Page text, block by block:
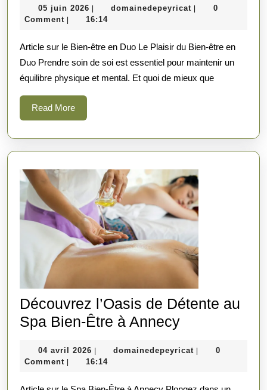
Complicité
Expérience
de
Bien-
Duo
05 juin 2026 05
juin
domainedepeyricat
0
Comment
16:14
Article sur le Bien-être en Duo Le Plaisir du Bien-être en
Duo Prendre soin de soi est essentiel pour maintenir un
équilibre physique et mental. Et quoi de mieux que
Read MoreRead
More
Découvrez l’Oasis de Détente au
Spa Bien-Être à AnnecyDécouvrez
de
04 avril 2026 04
avril
domainedepeyricat
0
Comment
16:14